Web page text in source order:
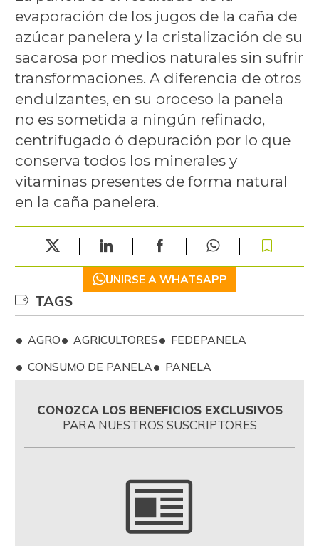
evaporación de los jugos de la caña de
azúcar panelera y la cristalización de su
sacarosa por medios naturales sin sufrir
transformaciones. A diferencia de otros
endulzantes, en su proceso la panela
no es sometida a ningún refinado,
centrifugado ó depuración por lo que
conserva todos los minerales y
vitaminas presentes de forma natural
en la caña panelera.
UNIRSE A WHATSAPP
TAGS
AGRO AGRICULTORES
FEDEPANELA
CONSUMO DE PANELA
PANELA
CONOZCA LOS BENEFICIOS EXCLUSIVOS
PARA NUESTROS SUSCRIPTORES